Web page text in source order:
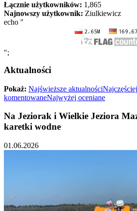
Łącznie użytkowników: 1,865
Najnowszy użytkownik: Ziulkiewicz
echo "
";
Aktualności
Pokaż: Najświeższe aktualności
komentowaneNajwyżej oceniane
Na Jeziorak i Wielkie Jeziora
karetki wodne
01.06.2026